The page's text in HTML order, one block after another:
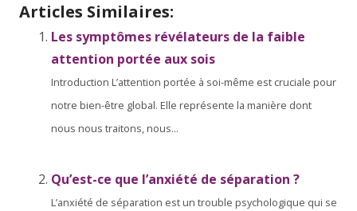
Articles Similaires:
Les symptômes révélateurs de la faible
attention portée aux sois
Introduction L’attention portée à soi-même est cruciale pour
notre bien-être global. Elle représente la manière dont
nous nous traitons, nous...
Qu’est-ce que l’anxiété de séparation ?
L’anxiété de séparation est un trouble psychologique qui se